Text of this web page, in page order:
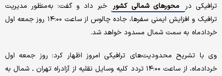
ترافیکی در
محورهای شمالی کشور
خبر داد و گفت: به‌منظور مدیریت
ترافیک و افزایش ایمنی سفرها، جاده چالوس از ساعت ۱۴:۰۰ روز جمعه اول
خردادماه به سمت شمال مسدود خواهد شد.
وی با تشریح محدودیت‌های ترافیکی امروز اظهار کرد: روز جمعه اول
خردادماه، از ساعت ۱۴:۰۰ تردد کلیه وسایل نقلیه از آزادراه تهران ـ شمال به